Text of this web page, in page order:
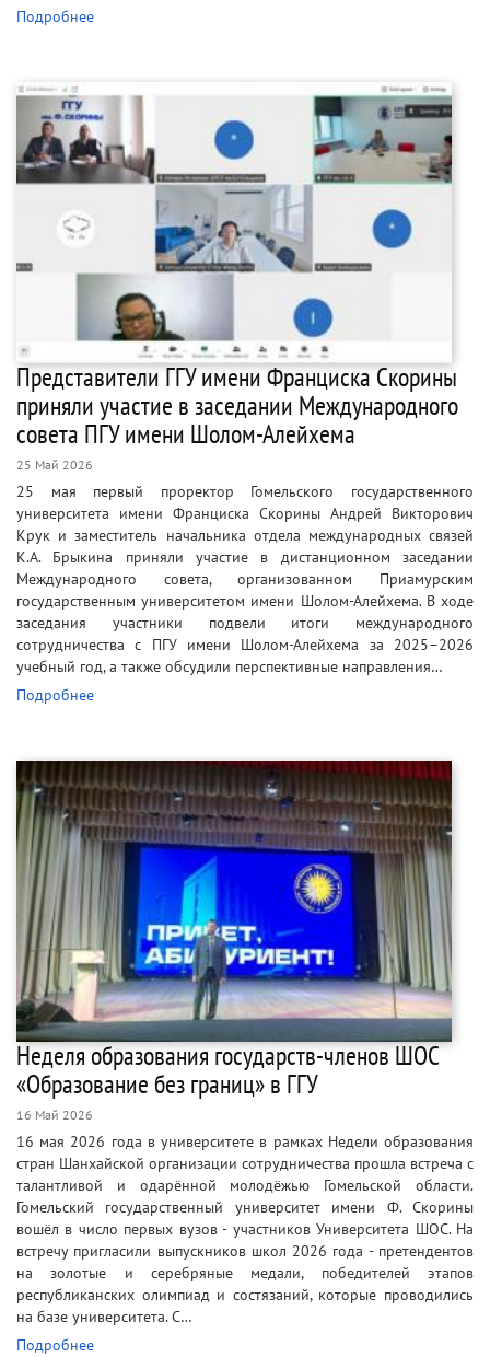
Подробнее
Представители ГГУ имени Франциска Скорины
приняли участие в заседании Международного
совета ПГУ имени Шолом-Алейхема
25 Май 2026
25 мая первый проректор Гомельского государственного
университета имени Франциска Скорины Андрей Викторович
Крук и заместитель начальника отдела международных связей
К.А. Брыкина приняли участие в дистанционном заседании
Международного совета, организованном Приамурским
государственным университетом имени Шолом-Алейхема. В ходе
заседания участники подвели итоги международного
сотрудничества с ПГУ имени Шолом-Алейхема за 2025–2026
учебный год, а также обсудили перспективные направления…
Подробнее
Неделя образования государств-членов ШОС
«Образование без границ» в ГГУ
16 Май 2026
16 мая 2026 года в университете в рамках Недели образования
стран Шанхайской организации сотрудничества прошла встреча с
талантливой и одарённой молодёжью Гомельской области.
Гомельский государственный университет имени Ф. Скорины
вошёл в число первых вузов - участников Университета ШОС. На
встречу пригласили выпускников школ 2026 года - претендентов
на золотые и серебряные медали, победителей этапов
республиканских олимпиад и состязаний, которые проводились
на базе университета. С…
Подробнее